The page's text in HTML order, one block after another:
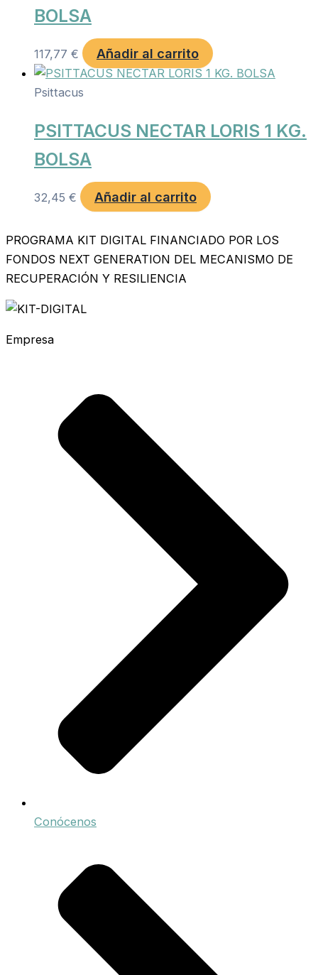
BOLSA
117,77 € Añadir al carrito
Psittacus
PSITTACUS NECTAR LORIS 1 KG.
BOLSA
32,45 € Añadir al carrito
PROGRAMA KIT DIGITAL FINANCIADO POR LOS
FONDOS NEXT GENERATION DEL MECANISMO DE
RECUPERACIÓN Y RESILIENCIA
Empresa
Conócenos